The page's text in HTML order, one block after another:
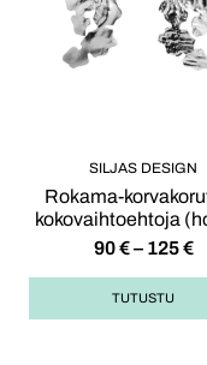
SILJAS DESIGN
Rokama-
kokovaihtoehtoja
90€ – 125€
TUTUSTU